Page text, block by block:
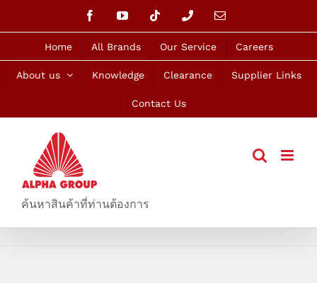
FacebookYouTube Tiktok PhoneEmail
Home All Brands Our Service Careers
About us Knowledge Clearance Supplier Links
Contact Us
ค้นหาสินค้าที่ท่านต้องการ